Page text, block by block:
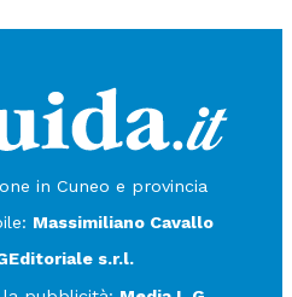
in Cuneo e provincia
Massimiliano Cavallo
s.r.l.